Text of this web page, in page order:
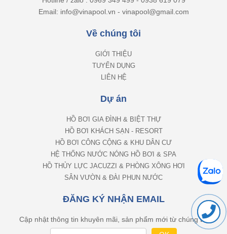
Email: info@vinapool.vn - vinapool@gmail.com
Về chúng tôi
GIỚI THIỆU
TUYỂN DỤNG
LIÊN HỆ
Dự án
HỒ BƠI GIA ĐÌNH & BIỆT THỰ
HỒ BƠI KHÁCH SẠN - RESORT
HỒ BƠI CÔNG CỘNG & KHU DÂN CƯ
HỆ THỐNG NƯỚC NÓNG HỒ BƠI & SPA
HỒ THỦY LỰC JACUZZI & PHÒNG XÔNG HƠI
SÂN VƯỜN & ĐÀI PHUN NƯỚC
ĐĂNG KÝ NHẬN EMAIL
Cập nhật thông tin khuyên mãi, sản phẩm mới từ chúng tôi